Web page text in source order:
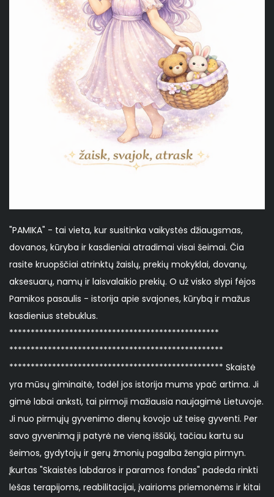
"PAMIKA" - tai vieta, kur susitinka vaikystės džiaugsmas,
dovanos, kūryba ir kasdieniai atradimai visai šeimai. Čia
rasite kruopščiai atrinktų žaislų, prekių mokyklai, dovanų,
aksesuarų, namų ir laisvalaikio prekių. O už visko slypi fėjos
Pamikos pasaulis - istorija apie svajones, kūrybą ir mažus
kasdienius stebuklus.
*************************************************
**************************************************
************************************************** Skaistė
yra mūsų giminaitė, todėl jos istorija mums ypač artima. Ji
gimė labai anksti, tai pirmoji mažiausia naujagimė Lietuvoje.
Ji nuo pirmųjų gyvenimo dienų kovojo už teisę gyventi. Per
savo gyvenimą ji patyrė ne vieną iššūkį, tačiau kartu su
šeimos, gydytojų ir gerų žmonių pagalba žengia pirmyn.
Įkurtas "Skaistės labdaros ir paramos fondas" padeda rinkti
lėšas terapijoms, reabilitacijai, įvairioms priemonėms ir kitai